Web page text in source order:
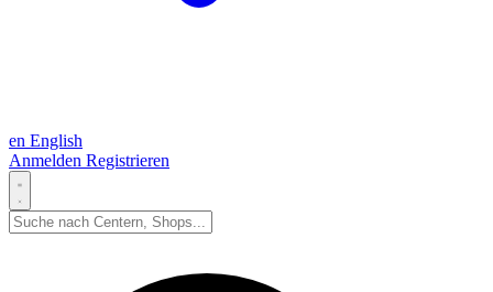
en English
Anmelden Registrieren